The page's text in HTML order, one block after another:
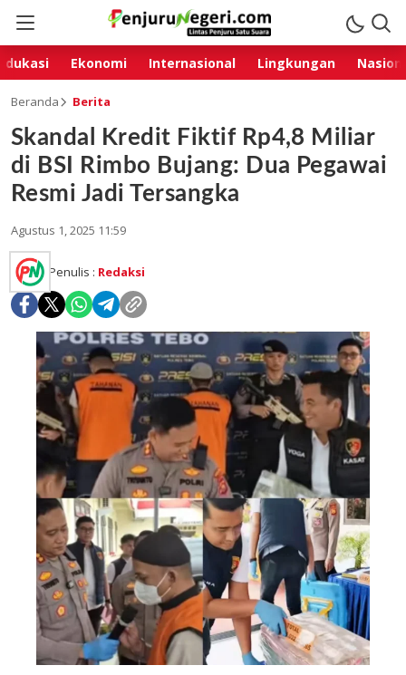
Ekonomi Internasional Lingkungan
Beranda Berita
Skandal Kredit Fiktif Rp4,8 Miliar
di BSI Rimbo Bujang: Dua Pegawai
Resmi Jadi Tersangka
Agustus 1, 2025 11:59
Penulis : Redaksi